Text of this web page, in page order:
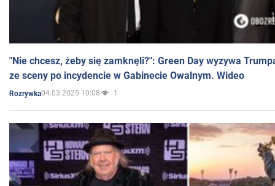
"Nie chcesz, żeby się zamknęli?": Green Day wyzywa
ze sceny po incydencie w Gabinecie Owalnym. Wideo
Rozrywka04.03.2025 10:08 1